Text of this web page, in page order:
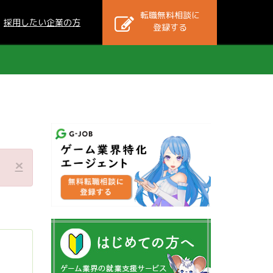
採用したい企業の方
転職無料相談に
登録する
×